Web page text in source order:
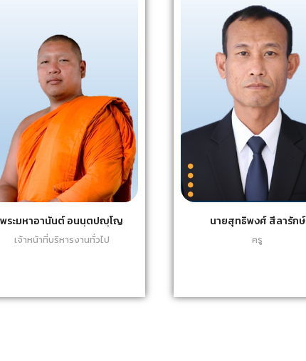
พระมหาอานันต์ อนนฺตปญฺโญ
เจ้าหน้าที่บริหารงานทั่วไป
นายสุทธิพงศ์ สีลารักษ์
ครู